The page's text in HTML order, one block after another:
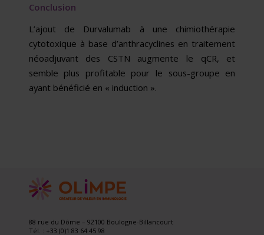
Conclusion
L’ajout de Durvalumab à une chimiothérapie
cytotoxique à base d’anthracyclines en traitement
néoadjuvant des CSTN augmente le qCR, et
semble plus profitable pour le sous-groupe en
ayant bénéficié en « induction ».
88 rue du Dôme – 92100 Boulogne-Billancourt
Tél. : +33 (0)1 83 64 45 98